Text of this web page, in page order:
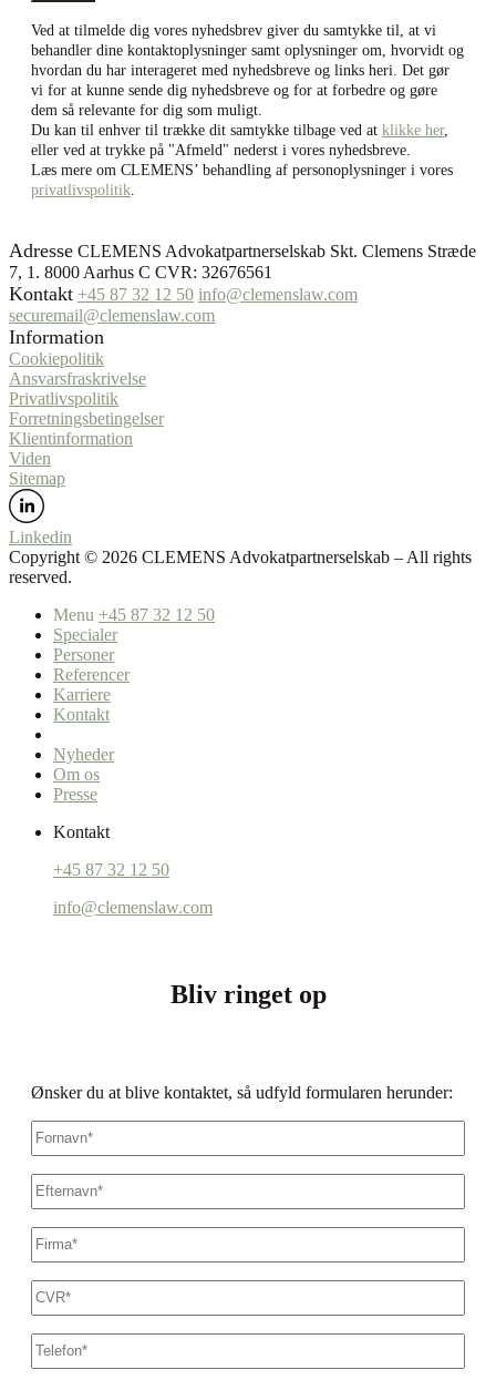
Ved at tilmelde dig vores nyhedsbrev giver du samtykke til, at vi
behandler dine kontaktoplysninger samt oplysninger om, hvorvidt og
hvordan du har interageret med nyhedsbreve og links heri. Det gør
vi for at kunne sende dig nyhedsbreve og for at forbedre og gøre
dem så relevante for dig som muligt.
Du kan til enhver til trække dit samtykke tilbage ved at klikke her,
eller ved at trykke på "Afmeld" nederst i vores nyhedsbreve.
Læs mere om CLEMENS’ behandling af personoplysninger i vores
privatlivspolitik.
Adresse CLEMENS Advokatpartnerselskab Skt. Clemens Stræde
7, 1. 8000 Aarhus C CVR: 32676561
Kontakt +45 87 32 12 50 info@clemenslaw.com
securemail@clemenslaw.com
Information
Cookiepolitik
Ansvarsfraskrivelse
Privatlivspolitik
Forretningsbetingelser
Klientinformation
Viden
Sitemap
Linkedin
Copyright ©️ 2026 CLEMENS Advokatpartnerselskab – All rights
reserved.
Menu +45 87 32 12 50
Specialer
Personer
Referencer
Karriere
Kontakt
Nyheder
Om os
Presse
Kontakt
+45 87 32 12 50
info@clemenslaw.com
Bliv ringet op
Ønsker du at blive kontaktet, så udfyld formularen herunder:
Fornavn*
Efternavn*
Firmanavn
CVR*
Dit
telefonnummer